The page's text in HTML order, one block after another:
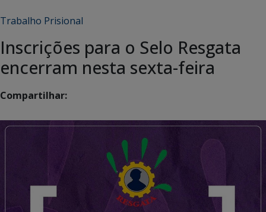
Trabalho Prisional
Inscrições para o Selo Resgata
encerram nesta sexta-feira
Compartilhar: